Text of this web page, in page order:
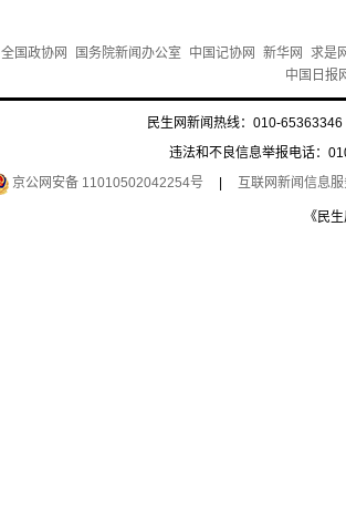
全国政协网 国务院新闻办公室 中国记协网 新华网
求是
中国日报
民生网新闻热线：010-
违法和不良信息举报电话：
京公网安备 11010502042254号
互联网新闻信息
《民